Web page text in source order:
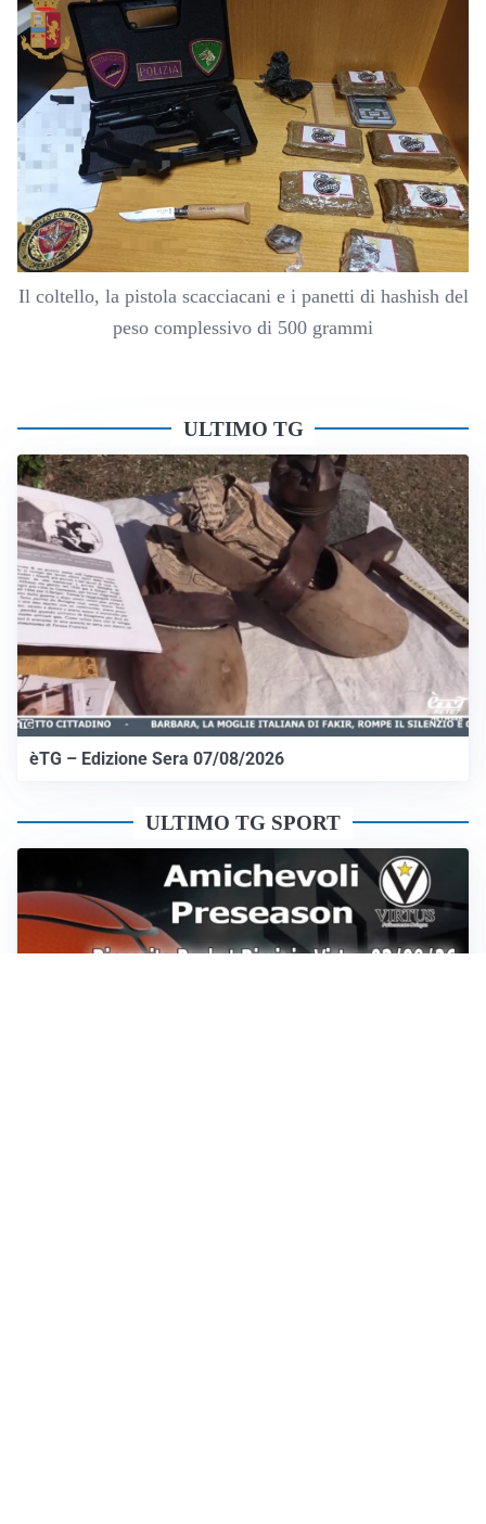
Il coltello, la pistola scacciacani e i panetti di hashish del
peso complessivo di 500 grammi
ULTIMO TG
èTG – Edizione Sera 07/08/2026
ULTIMO TG SPORT